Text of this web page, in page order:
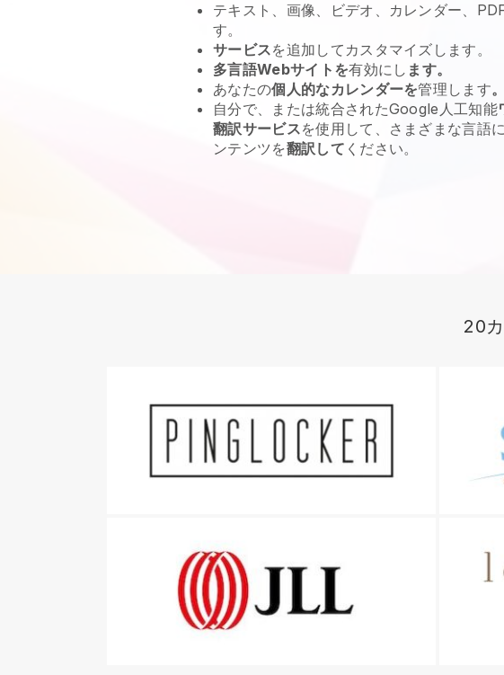
テキスト、画像、ビデオ、カレンダー、
す。
サービスを追加してカスタマイズします。
多言語Webサイトを有効にし ます。
あなたの個人的なカレンダーを管理します。
自分で、または統合されたGoogle人工知能
翻訳サービスを使用して、さまざまな言語
ンテンツを翻訳して ください。
20